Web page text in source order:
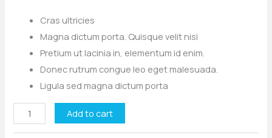
Cras ultricies
Magna dictum porta. Quisque velit nisi
Pretium ut lacinia in, elementum id enim.
Donec rutrum congue leo eget malesuada.
Ligula sed magna dictum porta
Irises
quantity
Add to cart